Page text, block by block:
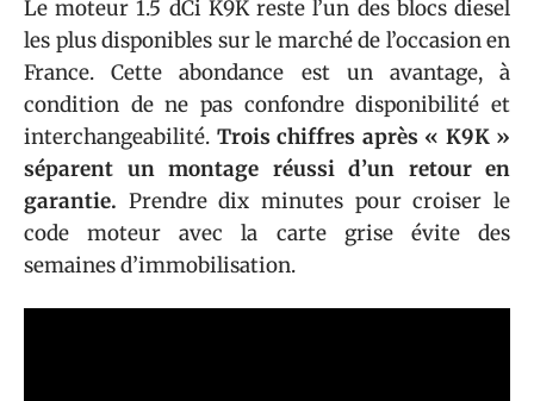
Le moteur 1.5 dCi K9K reste l’un des blocs diesel
les plus disponibles sur le marché de l’occasion en
France. Cette abondance est un avantage, à
condition de ne pas confondre disponibilité et
interchangeabilité. Trois chiffres après « K9K »
séparent un montage réussi d’un retour en
garantie. Prendre dix minutes pour croiser le
code moteur avec la carte grise évite des
semaines d’immobilisation.